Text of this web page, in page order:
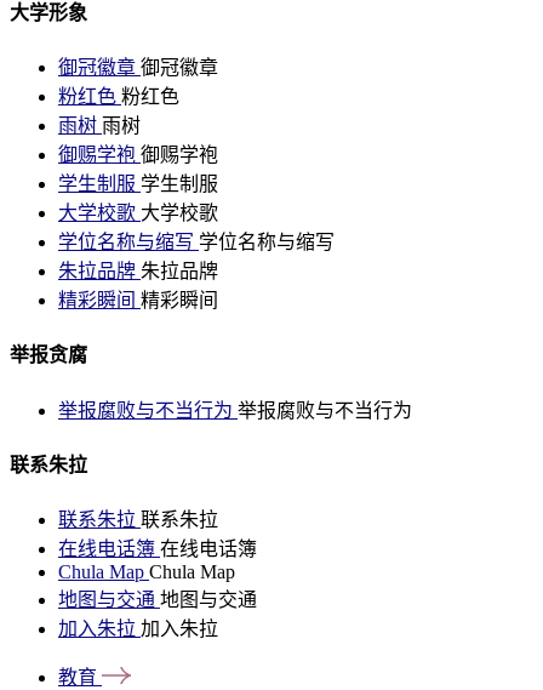
大学形象
御冠徽章 御冠徽章
粉红色 粉红色
雨树 雨树
御赐学袍 御赐学袍
学生制服 学生制服
大学校歌 大学校歌
学位名称与缩写 学位名称与缩写
朱拉品牌 朱拉品牌
精彩瞬间 精彩瞬间
举报贪腐
举报腐败与不当行为 举报腐败与不当行为
联系朱拉
联系朱拉 联系朱拉
在线电话簿 在线电话簿
Chula Map Chula Map
地图与交通 地图与交通
加入朱拉 加入朱拉
教育